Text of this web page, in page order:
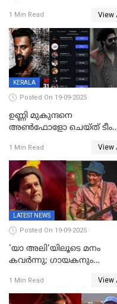
1 Min Read View
KERALA
Posted On 19-09-2025
ഉണ്ണി മുകുന്ദനെ
അൺഫോളോ ചെയ്ത് ടീം
മാർക്കോയിൽ യാഷ്,
പൃഥ്വിരാജ്,
സൈബർലോകവും
1 Min Read View
LATEST NEWS
Posted On 19-09-2025
'യാ അലി'യിലൂടെ മനം
കവർന്നു; ഗായകനും
അന്തരിച്ചു
1 Min Read View